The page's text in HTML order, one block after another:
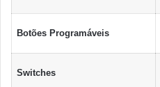
Botões Programáveis
Switches